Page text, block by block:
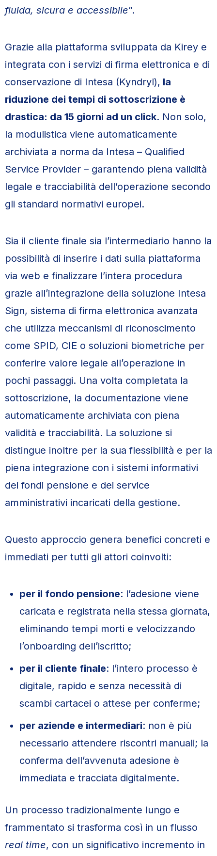
fluida, sicura e accessibile”.
Grazie alla piattaforma sviluppata da Kirey e
integrata con i servizi di firma elettronica e di
conservazione di Intesa (Kyndryl), la
riduzione dei tempi di sottoscrizione è
drastica: da 15 giorni ad un click. Non solo,
la modulistica viene automaticamente
archiviata a norma da Intesa – Qualified
Service Provider – garantendo piena validità
legale e tracciabilità dell’operazione secondo
gli standard normativi europei.
Sia il cliente finale sia l’intermediario hanno la
possibilità di inserire i dati sulla piattaforma
via web e finalizzare l’intera procedura
grazie all’integrazione della soluzione Intesa
Sign, sistema di firma elettronica avanzata
che utilizza meccanismi di riconoscimento
come SPID, CIE o soluzioni biometriche per
conferire valore legale all’operazione in
pochi passaggi. Una volta completata la
sottoscrizione, la documentazione viene
automaticamente archiviata con piena
validità e tracciabilità. La soluzione si
distingue inoltre per la sua flessibilità e per la
piena integrazione con i sistemi informativi
dei fondi pensione e dei service
amministrativi incaricati della gestione.
Questo approccio genera benefici concreti e
immediati per tutti gli attori coinvolti:
per il fondo pensione: l’adesione viene
caricata e registrata nella stessa giornata,
eliminando tempi morti e velocizzando
l’onboarding dell’iscritto;
per il cliente finale: l’intero processo è
digitale, rapido e senza necessità di
scambi cartacei o attese per conferme;
per aziende e intermediari: non è più
necessario attendere riscontri manuali; la
conferma dell’avvenuta adesione è
immediata e tracciata digitalmente.
Un processo tradizionalmente lungo e
frammentato si trasforma così in un flusso
real time, con un significativo incremento in